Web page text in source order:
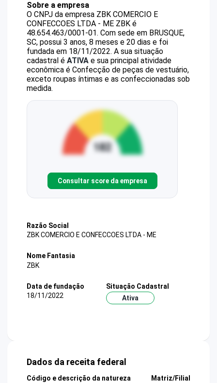
Sobre a empresa
O CNPJ da empresa ZBK COMERCIO E
CONFECCOES LTDA - ME ZBK é
48.654.463/0001-01. Com sede em BRUSQUE,
SC, possui 3 anos, 8 meses e 20 dias e foi
fundada em 18/11/2022. A sua situação
cadastral é ATIVA e sua principal atividade
econômica é Confecção de peças de vestuário,
exceto roupas íntimas e as confeccionadas sob
medida.
Consultar score da empresa
Razão Social
ZBK COMERCIO E CONFECCOES LTDA - ME
Nome Fantasia
ZBK
Data de fundação
18/11/2022
Situação Cadastral
Ativa
Dados da receita federal
Código e descrição da natureza
Matriz/Filial